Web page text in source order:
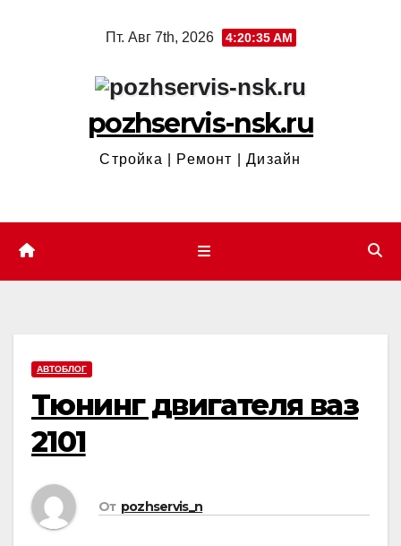
Пт. Авг 7th, 2026 4:20:36 AM
pozhservis-nsk.ru
Стройка | Ремонт | Дизайн
АВТОБЛОГ
Тюнинг двигателя ваз
2101
От pozhservis_n